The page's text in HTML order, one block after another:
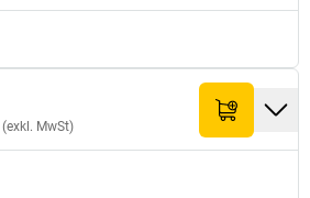
(exkl. MwSt)